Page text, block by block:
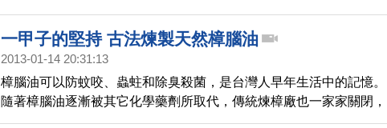
然而，在苗栗銅鑼鄉還有一位吳金騰先生，六十年來，依然堅持保留
了全台僅存的古法煉樟廠，是什麼樣的一種樣的經營理念呢？帶您一
起去瞭解。
一甲子的堅持 古法煉製天然樟腦油
2013-01-14 20:31:13
樟腦油可以防蚊咬、蟲蛀和除臭殺菌，是台灣人早年生活中的記憶。
隨著樟腦油逐漸被其它化學藥劑所取代，傳統煉樟廠也一家家關閉，
然而，在苗栗銅鑼鄉還有一位吳騰金先生，六十年來，依然堅持保留